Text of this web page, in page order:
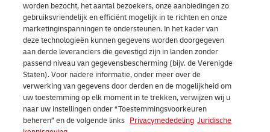
Cookievoorkeuren
LinkedIn
worden bezocht, het aantal bezoekers, onze aanbiedingen zo
gebruiksvriendelijk en efficiënt mogelijk in te richten en onze
marketinginspanningen te ondersteunen. In het kader van
deze technologieën kunnen gegevens worden doorgegeven
aan derde leveranciers die gevestigd zijn in landen zonder
passend niveau van gegevensbescherming (bijv. de Verenigde
Staten). Voor nadere informatie, onder meer over de
verwerking van gegevens door derden en de mogelijkheid om
uw toestemming op elk moment in te trekken, verwijzen wij u
naar uw instellingen onder “Toestemmingsvoorkeuren
beheren” en de volgende links Privacymededeling Juridische